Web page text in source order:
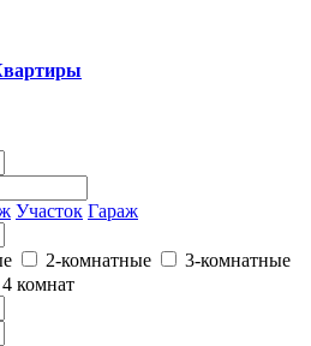
Участок Гараж
2-комнатные
3-комнатные
комнат